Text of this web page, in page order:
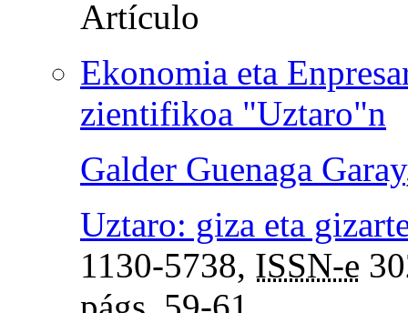
Ekonomia eta
zientifikoa "Uztaro"n
Galder Guenaga Garay
Uztaro: giza eta
1130-5738, ISSN-e